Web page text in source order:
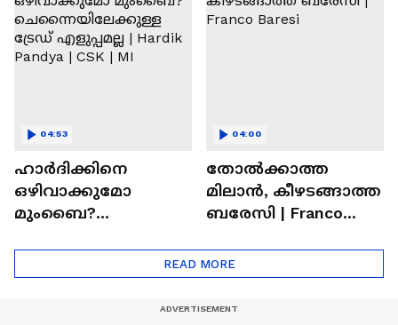
ഹാർദിക്കിനെ
ഒഴിവാക്കുമോ
മുംബൈ?
Hardik Pandya | CSK |
04:53
തോല്‍ക്കാത്ത
മിലാന്‍, കീഴടങ്ങാത്ത
ബരേസി | Franco
04:00
READ MORE